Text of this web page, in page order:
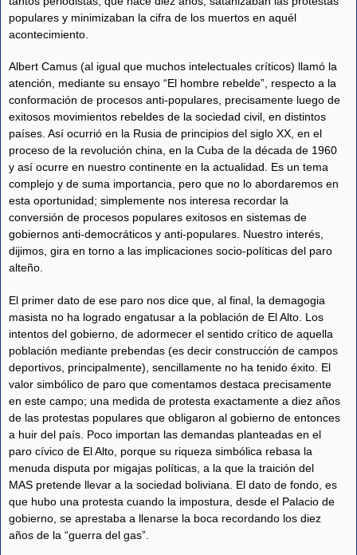
populares y minimizaban la cifra de los muertos en aquél
acontecimiento.
Albert Camus (al igual que muchos intelectuales críticos) llamó la
atención, mediante su ensayo “El hombre rebelde”, respecto a la
conformación de procesos anti-populares, precisamente luego de
exitosos movimientos rebeldes de la sociedad civil, en distintos
países. Así ocurrió en la Rusia de principios del siglo XX, en el
proceso de la revolución china, en la Cuba de la década de 1960
y así ocurre en nuestro continente en la actualidad. Es un tema
complejo y de suma importancia, pero que no lo abordaremos en
esta oportunidad; simplemente nos interesa recordar la
conversión de procesos populares exitosos en sistemas de
gobiernos anti-democráticos y anti-populares. Nuestro interés,
dijimos, gira en torno a las implicaciones socio-políticas del paro
alteño.
El primer dato de ese paro nos dice que, al final, la demagogia
masista no ha logrado engatusar a la población de El Alto. Los
intentos del gobierno, de adormecer el sentido crítico de aquella
población mediante prebendas (es decir construcción de campos
deportivos, principalmente), sencillamente no ha tenido éxito. El
valor simbólico de paro que comentamos destaca precisamente
en este campo; una medida de protesta exactamente a diez años
de las protestas populares que obligaron al gobierno de entonces
a huir del país. Poco importan las demandas planteadas en el
paro cívico de El Alto, porque su riqueza simbólica rebasa la
menuda disputa por migajas políticas, a la que la traición del
MAS pretende llevar a la sociedad boliviana. El dato de fondo, es
que hubo una protesta cuando la impostura, desde el Palacio de
gobierno, se aprestaba a llenarse la boca recordando los diez
años de la “guerra del gas”.